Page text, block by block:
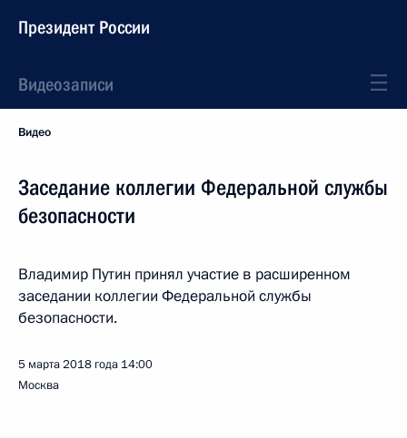
Президент России
Видеозаписи
Видео
Заседание коллегии Федеральной службы
безопасности
Владимир Путин принял участие в расширенном
заседании коллегии Федеральной службы
безопасности.
5 марта 2018 года 14:00
Москва